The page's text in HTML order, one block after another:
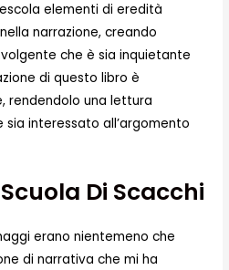
elementi di eredità
narrazione, creando
che è sia inquietante
di questo libro è
rendendolo una lettura
interessato all’argomento
Di Scacchi
erano nientemeno che
di narrativa che mi ha